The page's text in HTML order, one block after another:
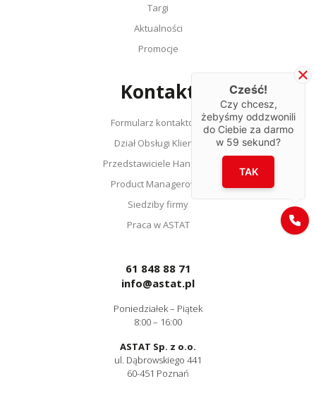
Targi
Aktualności
Promocje
Kontakt
Formularz kontaktowy
Dział Obsługi Klienta
Przedstawiciele Handlowi
Product Managerowie
Siedziby firmy
Praca w ASTAT
61 848 88 71
info@astat.pl
Poniedziałek – Piątek
8:00 – 16:00
ASTAT Sp. z o.o.
ul. Dąbrowskiego 441
60-451 Poznań
Cześć!
Czy chcesz,
żebyśmy oddzwonili
do Ciebie za darmo
w 59 sekund?
TAK